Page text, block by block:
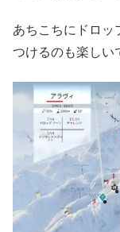
あちこちにドロッ
つけるのも楽しい